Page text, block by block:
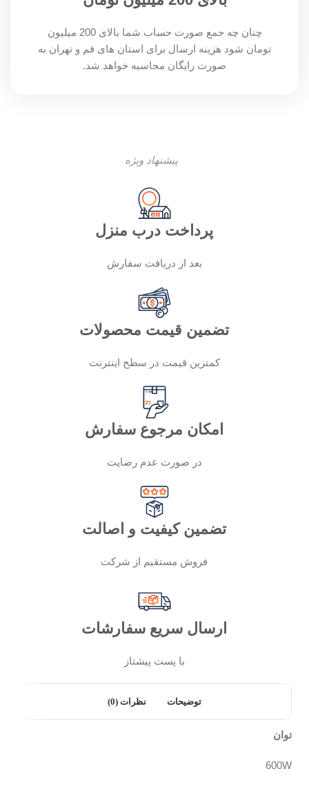
چنان چه جمع صورت حساب شما بالای 200 میلیون
تومان شود هزینه ارسال برای استان های قم و تهران به
صورت رایگان محاسبه خواهد شد.
پیشنهاد ویژه
پرداخت درب منزل
بعد از دریافت سفارش
تضمین قیمت محصولات
کمترین قیمت در سطح اینترنت
امکان مرجوع سفارش
در صورت عدم رضایت
تضمین کیفیت و اصالت
فروش مستقیم از شرکت
ارسال سریع سفارشات
با پست پیشتاز
توضیحات نظرات (0)
توان
600W